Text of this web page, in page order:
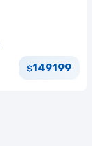
$149199